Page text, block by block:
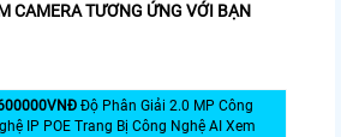
CAMERA TƯƠNG ỨNG VỚI BẠN
Độ Phân Giải 2.0 MP Công
IP POE Trang Bị Công Nghệ AI Xem